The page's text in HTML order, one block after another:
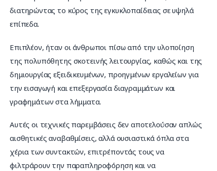
διατηρώντας το κύρος της εγκυκλοπαίδειας σε υψηλά
επίπεδα.
Επιπλέον, ήταν οι άνθρωποι πίσω από την υλοποίηση
της πολυπόθητης σκοτεινής λειτουργίας, καθώς και της
δημιουργίας εξειδικευμένων, προηγμένων εργαλείων για
την εισαγωγή και επεξεργασία διαγραμμάτων και
γραφημάτων στα λήμματα.
Αυτές οι τεχνικές παρεμβάσεις δεν αποτελούσαν απλώς
αισθητικές αναβαθμίσεις, αλλά ουσιαστικά όπλα στα
χέρια των συντακτών, επιτρέποντάς τους να
φιλτράρουν την παραπληροφόρηση και να